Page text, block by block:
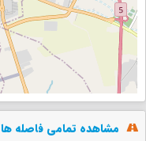
مشاهده تمامی فاصله ها